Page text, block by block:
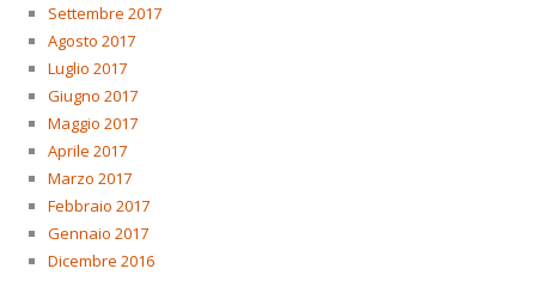
Settembre 2017
Agosto 2017
Luglio 2017
Giugno 2017
Maggio 2017
Aprile 2017
Marzo 2017
Febbraio 2017
Gennaio 2017
Dicembre 2016